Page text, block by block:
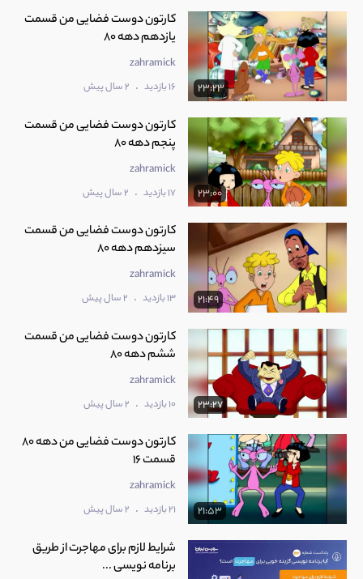
23:23
کارتون دوست فضایی من قسمت
یازدهم دهه 80
zahramick
16 بازدید . 2 سال پیش
23:00
کارتون دوست فضایی من قسمت
پنجم دهه 80
zahramick
17 بازدید . 2 سال پیش
21:49
کارتون دوست فضایی من قسمت
سیزدهم دهه 80
zahramick
13 بازدید . 2 سال پیش
23:27
کارتون دوست فضایی من قسمت
ششم دهه 80
zahramick
10 بازدید . 2 سال پیش
21:53
کارتون دوست فضایی من دهه 80
قسمت 16
zahramick
21 بازدید . 2 سال پیش
شرایط لازم برای مهاجرت از طریق
برنامه نویسی ...